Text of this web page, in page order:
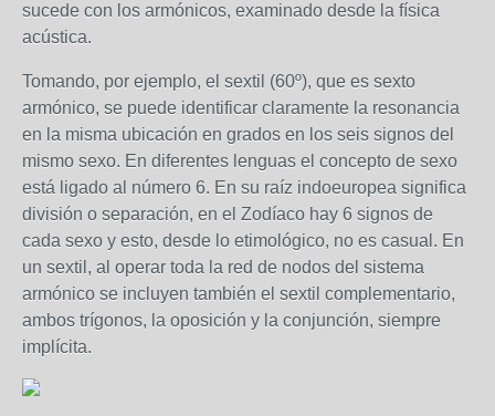
sucede con los armónicos, examinado desde la física
acústica.
Tomando, por ejemplo, el sextil (60º), que es sexto
armónico, se puede identificar claramente la resonancia
en la misma ubicación en grados en los seis signos del
mismo sexo. En diferentes lenguas el concepto de sexo
está ligado al número 6. En su raíz indoeuropea significa
división o separación, en el Zodíaco hay 6 signos de
cada sexo y esto, desde lo etimológico, no es casual. En
un sextil, al operar toda la red de nodos del sistema
armónico se incluyen también el sextil complementario,
ambos trígonos, la oposición y la conjunción, siempre
implícita.